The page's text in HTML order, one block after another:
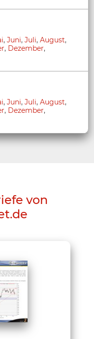
, Juni, Juli, August,
, Dezember,
, Juni, Juli, August,
, Dezember,
von